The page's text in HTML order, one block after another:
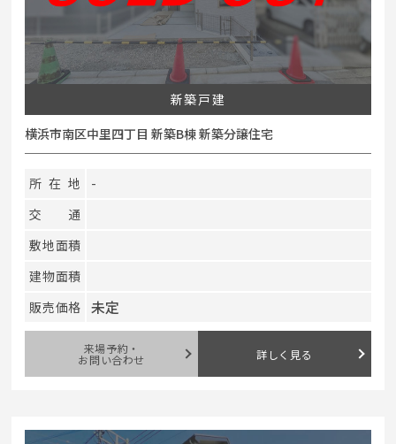
新築戸建
横浜市南区中里四丁目 新築B棟 新築分譲住宅
所在地
-
交通
敷地面積
建物面積
販売価格
未定
来場予約・
お問い合わせ 詳しく見る